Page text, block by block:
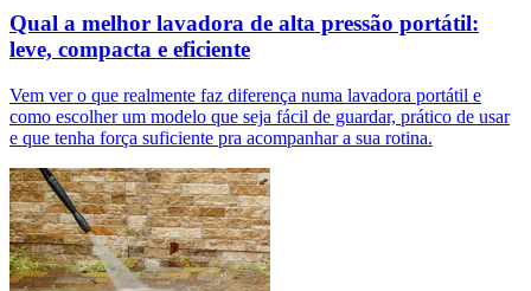
Qual a melhor lavadora de alta pressão portátil:
leve, compacta e eficiente
Vem ver o que realmente faz diferença numa lavadora portátil e
como escolher um modelo que seja fácil de guardar, prático de usar
e que tenha força suficiente pra acompanhar a sua rotina.